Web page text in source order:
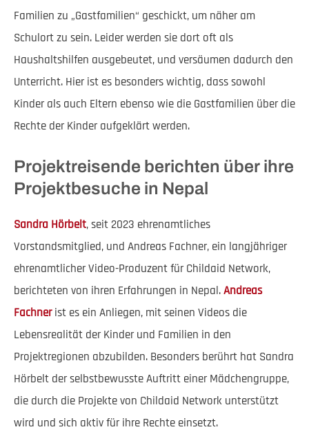
Familien zu „Gastfamilien“ geschickt, um näher am
Schulort zu sein. Leider werden sie dort oft als
Haushaltshilfen ausgebeutet, und versäumen dadurch den
Unterricht. Hier ist es besonders wichtig, dass sowohl
Kinder als auch Eltern ebenso wie die Gastfamilien über die
Rechte der Kinder aufgeklärt werden.
Projektreisende berichten über ihre
Projektbesuche in Nepal
Sandra Hörbelt, seit 2023 ehrenamtliches
Vorstandsmitglied, und Andreas Fachner, ein langjähriger
ehrenamtlicher Video-Produzent für Childaid Network,
berichteten von ihren Erfahrungen in Nepal.Andreas
Fachnerist es ein Anliegen, mit seinen Videos die
Lebensrealität der Kinder und Familien in den
Projektregionen abzubilden. Besonders berührt hat Sandra
Hörbelt der selbstbewusste Auftritt einer Mädchengruppe,
die durch die Projekte von Childaid Network unterstützt
wird und sich aktiv für ihre Rechte einsetzt.